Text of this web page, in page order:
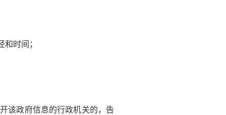
时间；
该政府信息的行政机关的，告